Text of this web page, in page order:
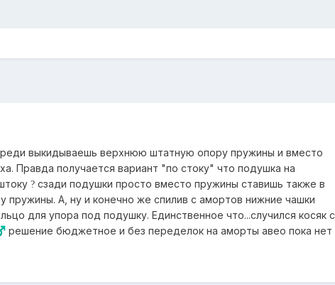
выкидываешь верхнюю штатную опору пружины и вместо
Правда получается вариант "по стоку" что подушка на
? сзади подушки просто вместо пружины ставишь также в
пружины. А, ну и конечно же спилив с амортов нижние чашки
для упора под подушку. Единственное что...случился косяк с
решение бюджетное и без переделок на аморты авео пока нет